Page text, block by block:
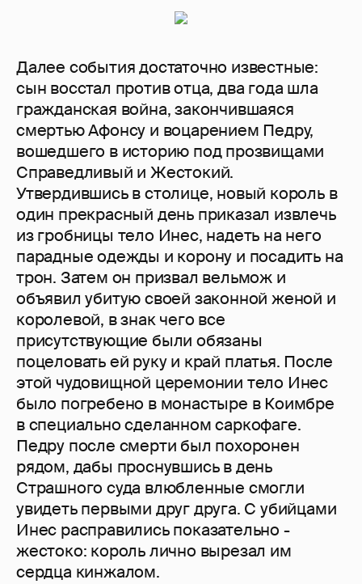
Далее события достаточно известные:
сын восстал против отца, два года шла
гражданская война, закончившаяся
смертью Афонсу и воцарением Педру,
вошедшего в историю под прозвищами
Справедливый и Жестокий.
Утвердившись в столице, новый король в
один прекрасный день приказал извлечь
из гробницы тело Инес, надеть на него
парадные одежды и корону и посадить на
трон. Затем он призвал вельмож и
объявил убитую своей законной женой и
королевой, в знак чего все
присутствующие были обязаны
поцеловать ей руку и край платья. После
этой чудовищной церемонии тело Инес
было погребено в монастыре в Коимбре
в специально сделанном саркофаге.
Педру после смерти был похоронен
рядом, дабы проснувшись в день
Страшного суда влюбленные смогли
увидеть первыми друг друга. С убийцами
Инес расправились показательно -
жестоко: король лично вырезал им
сердца кинжалом.